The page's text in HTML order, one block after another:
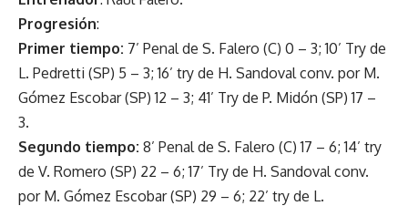
Progresión:
Primer tiempo: 7’ Penal de S. Falero (C) 0 – 3; 10’ Try de
L. Pedretti (SP) 5 – 3; 16’ try de H. Sandoval conv. por M.
Gómez Escobar (SP) 12 – 3; 41’ Try de P. Midón (SP) 17 –
3.
Segundo tiempo: 8’ Penal de S. Falero (C) 17 – 6; 14’ try
de V. Romero (SP) 22 – 6; 17’ Try de H. Sandoval conv.
por M. Gómez Escobar (SP) 29 – 6; 22’ try de L.